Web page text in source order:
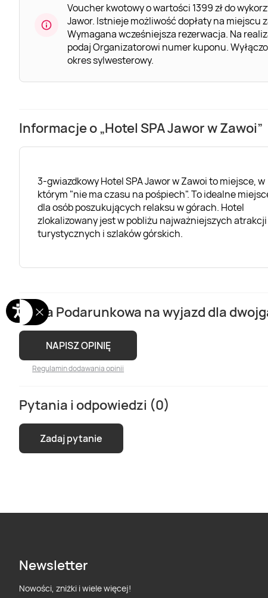
Voucher kwotowy o wartości 1399 zł do
Jawor. Istnieje możliwość dopłaty na miejscu
Wymagana wcześniejsza rezerwacja. Na
podaj Organizatorowi numer kuponu.
okres sylwesterowy.
Informacje o „Hotel SPA Jawor w Zawoi”
3-gwiazdkowy Hotel SPA Jawor w Zawoi to miejsce, w
którym "nie ma czasu na pośpiech". To idealne
dla osób poszukujących relaksu w górach. Hotel
zlokalizowany jest w pobliżu najważniejszych atrakcji
turystycznych i szlaków górskich.
Karta Podarunkowa na wyjazd dla
NAPISZ OPINIĘ
Regulamin dodawania opinii
Pytania i odpowiedzi (0)
Zadaj pytanie
Newsletter
Nowości, zniżki i wiele więcej!